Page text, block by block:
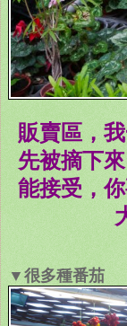
販賣區，
先被摘下
能接受，
▼很多種番茄